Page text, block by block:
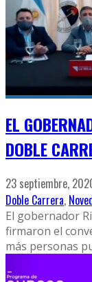
EL
DOBLE
23 septiembre,
Doble Carrera,
El gobernador
firmaron el
más personas